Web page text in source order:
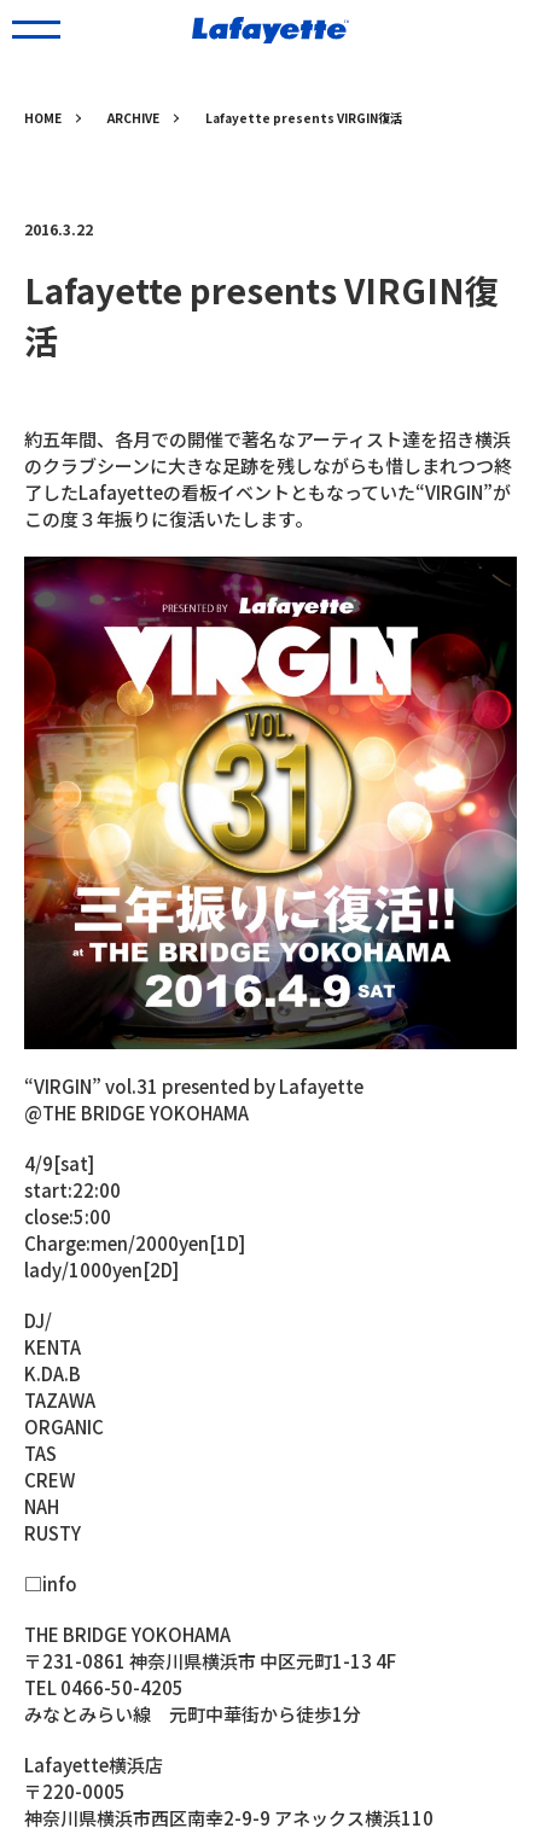
HOME ARCHIVE Lafayette presents VIRGIN復活
2016.3.22
Lafayette presents VIRGIN復
活
約五年間、各月での開催で著名なアーティスト達を招き横浜
のクラブシーンに大きな足跡を残しながらも惜しまれつつ終
了したLafayetteの看板イベントともなっていた“VIRGIN”が
この度３年振りに復活いたします。
“VIRGIN” vol.31 presented by Lafayette
@THE BRIDGE YOKOHAMA
4/9[sat]
start:22:00
close:5:00
Charge:men/2000yen[1D]
lady/1000yen[2D]
DJ/
KENTA
K.DA.B
TAZAWA
ORGANIC
TAS
CREW
NAH
RUSTY
□info
THE BRIDGE YOKOHAMA
〒231-0861 神奈川県横浜市 中区元町1-13 4F
TEL 0466-50-4205
みなとみらい線 元町中華街から徒歩1分
Lafayette横浜店
〒220-0005
神奈川県横浜市西区南幸2-9-9 アネックス横浜110